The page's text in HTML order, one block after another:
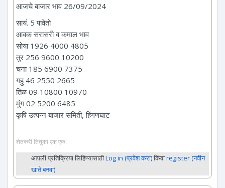
आजचे बाजार भाव 26/09/2024
सायं. 5 पावेतो
आवक सरासरी व कमाल भाव
सोया 1926 4000 4805
तुर 256 9600 10200
चना 185 6900 7375
गहु 46 2550 2665
तिळ 09 10800 10970
मुंग 02 5200 6485
कृषि उत्पन्न बाजार समिती, हिंगणघाट
शेतकरी तितुका एक एक!
आपली प्रतिक्रिया लिहिण्यासाठीLog in (प्रवेश करा)किंवाregister (नवीन
खाते बनवा)